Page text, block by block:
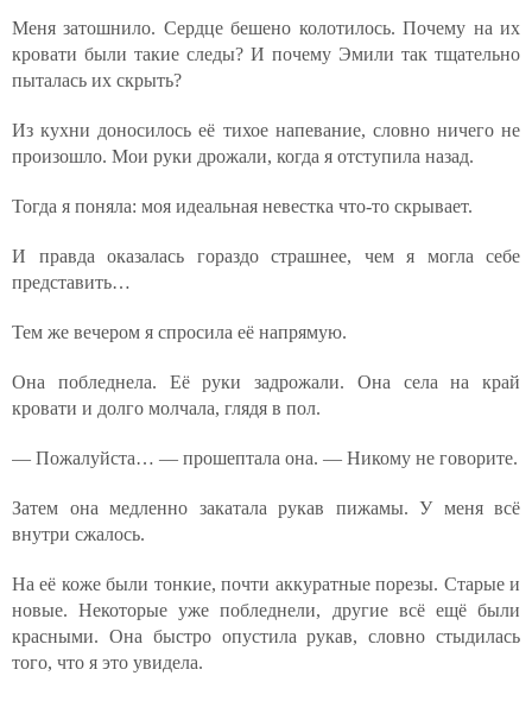
Меня затошнило. Сердце бешено колотилось. Почему на их
кровати были такие следы? И почему Эмили так тщательно
пыталась их скрыть?
Из кухни доносилось её тихое напевание, словно ничего не
произошло. Мои руки дрожали, когда я отступила назад.
Тогда я поняла: моя идеальная невестка что-то скрывает.
И правда оказалась гораздо страшнее, чем я могла себе
представить…
Тем же вечером я спросила её напрямую.
Она побледнела. Её руки задрожали. Она села на край
кровати и долго молчала, глядя в пол.
— Пожалуйста… — прошептала она. — Никому не говорите.
Затем она медленно закатала рукав пижамы. У меня всё
внутри сжалось.
На её коже были тонкие, почти аккуратные порезы. Старые и
новые. Некоторые уже побледнели, другие всё ещё были
красными. Она быстро опустила рукав, словно стыдилась
того, что я это увидела.